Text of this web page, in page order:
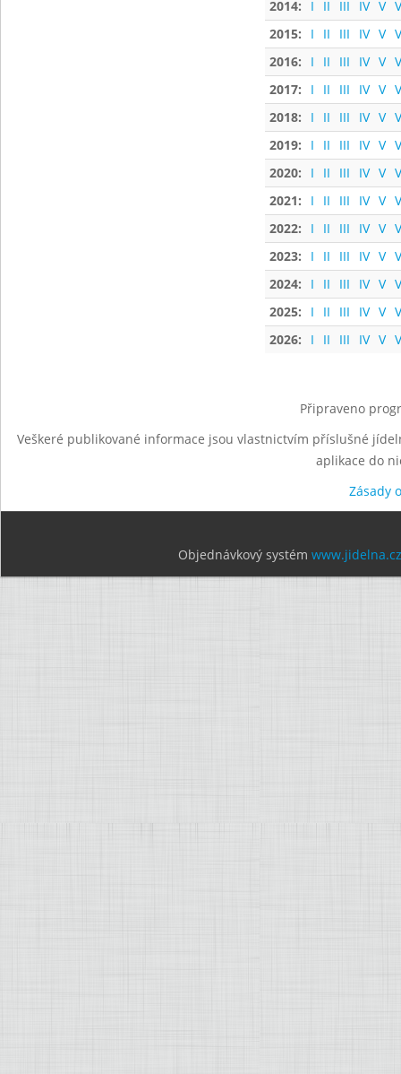
2014:
I II III IV V
2015:
I II III IV V
2016:
I II III IV V
2017:
I II III IV V
2018:
I II III IV V
2019:
I II III IV V
2020:
I II III IV V
2021:
I II III IV V
2022:
I II III IV V
2023:
I II III IV V
2024:
I II III IV V
2025:
I II III IV V
2026:
I II III IV V
Připraveno
Veškeré publikované informace jsou vlastnictvím příslušné
aplikace do
Zásady
Objednávkový systém www.jidelna.cz